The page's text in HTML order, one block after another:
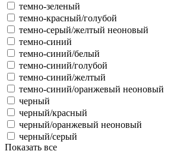
темно-зеленый
темно-красный/голубой
темно-серый/желтый неоновый
темно-синий
темно-синий/белый
темно-синий/голубой
темно-синий/желтый
темно-синий/оранжевый неоновый
черный
черный/красный
черный/оранжевый неоновый
черный/серый
Показать все